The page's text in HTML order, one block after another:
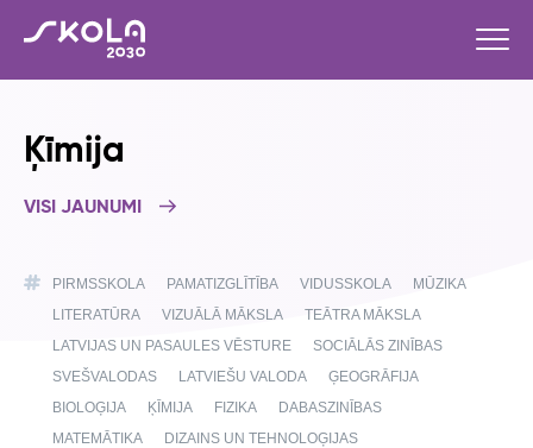
Ķīmija
VISI JAUNUMI
PIRMSSKOLA PAMATIZGLĪTĪBA VIDUSSKOLA
MŪZIKA
LITERATŪRA
VIZUĀLĀ MĀKSLA
TEĀTRA MĀKSLA
LATVIJAS UN PASAULES VĒSTURE
SOCIĀLĀS ZINĪBAS
SVEŠVALODAS
LATVIEŠU VALODA
ĢEOGRĀFIJA
BIOLOĢIJA
ĶĪMIJA FIZIKA
DABASZINĪBAS
MATEMĀTIKA
DIZAINS UN TEHNOLOĢIJAS